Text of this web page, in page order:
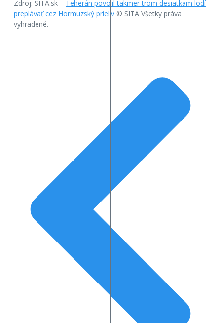
Zdroj: SITA.sk – Teherán povolil takmer trom desiatkam lodí
preplávať cez Hormuzský prieliv © SITA Všetky práva
vyhradené.